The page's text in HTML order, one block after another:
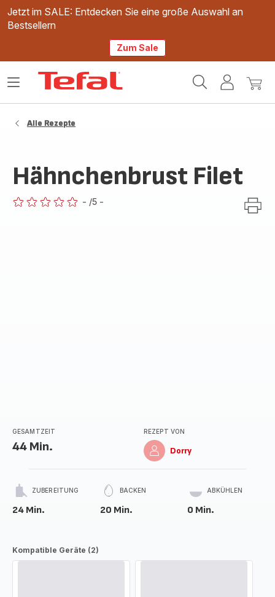
Jetzt im SALE: Entdecken Sie eine große Auswahl an
Bestsellern
Zum Sale
Mein
Mein
Das
Alle Rezepte
Hähnchenbrust Filet
- /5 -
GESAMTZEIT
44 Min.
REZEPT VON
Dorry
ZUBEREITUNG
24 Min.
BACKEN
20 Min.
ABKÜHLEN
0 Min.
Kompatible Geräte (2)